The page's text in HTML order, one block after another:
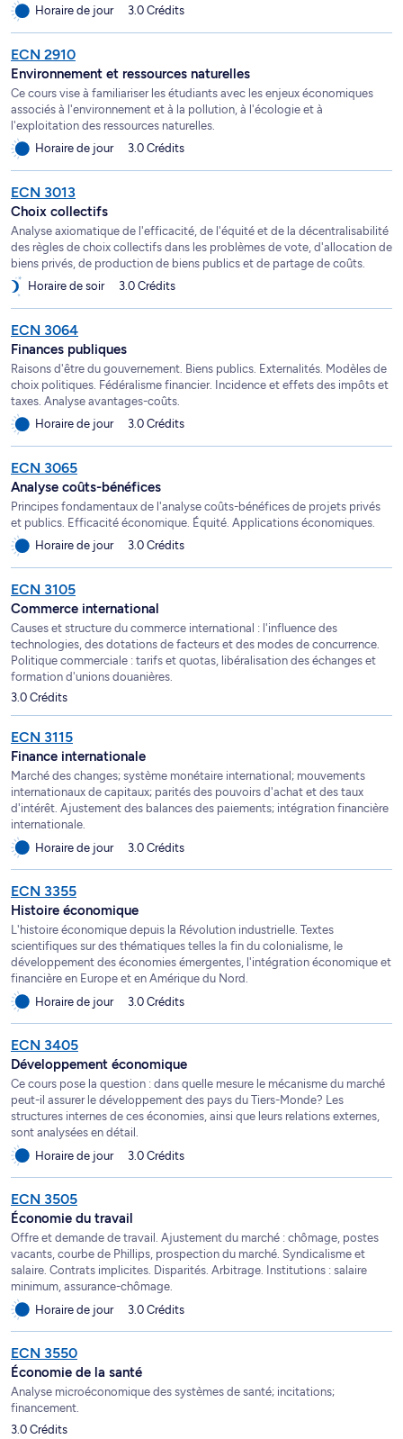
Horaire de jour
3.0 Crédits
ECN 2910
Environnement et ressources naturelles
Ce cours vise à familiariser les étudiants avec les enjeux économiques
associés à l'environnement et à la pollution, à l'écologie et à
l'exploitation des ressources naturelles.
Horaire de jour
3.0 Crédits
ECN 3013
Choix collectifs
Analyse axiomatique de l'efficacité, de l'équité et de la décentralisabilité
des règles de choix collectifs dans les problèmes de vote, d'allocation de
biens privés, de production de biens publics et de partage de coûts.
Horaire de soir
3.0 Crédits
ECN 3064
Finances publiques
Raisons d'être du gouvernement. Biens publics. Externalités. Modèles de
choix politiques. Fédéralisme financier. Incidence et effets des impôts et
taxes. Analyse avantages-coûts.
Horaire de jour
3.0 Crédits
ECN 3065
Analyse coûts-bénéfices
Principes fondamentaux de l'analyse coûts-bénéfices de projets privés
et publics. Efficacité économique. Équité. Applications économiques.
Horaire de jour
3.0 Crédits
ECN 3105
Commerce international
Causes et structure du commerce international : l'influence des
technologies, des dotations de facteurs et des modes de concurrence.
Politique commerciale : tarifs et quotas, libéralisation des échanges et
formation d'unions douanières.
3.0 Crédits
ECN 3115
Finance internationale
Marché des changes; système monétaire international; mouvements
internationaux de capitaux; parités des pouvoirs d'achat et des taux
d'intérêt. Ajustement des balances des paiements; intégration financière
internationale.
Horaire de jour
3.0 Crédits
ECN 3355
Histoire économique
L'histoire économique depuis la Révolution industrielle. Textes
scientifiques sur des thématiques telles la fin du colonialisme, le
développement des économies émergentes, l'intégration économique et
financière en Europe et en Amérique du Nord.
Horaire de jour
3.0 Crédits
ECN 3405
Développement économique
Ce cours pose la question : dans quelle mesure le mécanisme du marché
peut-il assurer le développement des pays du Tiers-Monde? Les
structures internes de ces économies, ainsi que leurs relations externes,
sont analysées en détail.
Horaire de jour
3.0 Crédits
ECN 3505
Économie du travail
Offre et demande de travail. Ajustement du marché : chômage, postes
vacants, courbe de Phillips, prospection du marché. Syndicalisme et
salaire. Contrats implicites. Disparités. Arbitrage. Institutions : salaire
minimum, assurance-chômage.
Horaire de jour
3.0 Crédits
ECN 3550
Économie de la santé
Analyse microéconomique des systèmes de santé; incitations;
financement.
3.0 Crédits